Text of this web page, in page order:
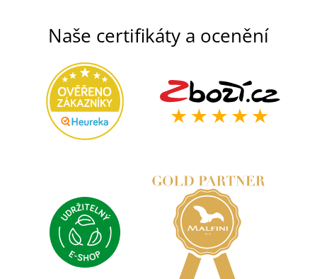
Naše certifikáty a ocenění